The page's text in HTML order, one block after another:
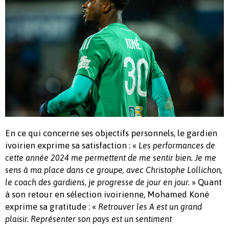
En ce qui concerne ses objectifs personnels, le gardien
ivoirien exprime sa satisfaction : « Les performances de
cette année 2024 me permettent de me sentir bien. Je me
sens à ma place dans ce groupe, avec Christophe Lollichon,
le coach des gardiens, je progresse de jour en jour. » Quant
à son retour en sélection ivoirienne, Mohamed Koné
exprime sa gratitude : « Retrouver les A est un grand
plaisir. Représenter son pays est un sentiment